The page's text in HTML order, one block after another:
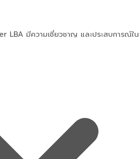
LBA มีความเชี่ยวชาญ และประสบการณ์ใน